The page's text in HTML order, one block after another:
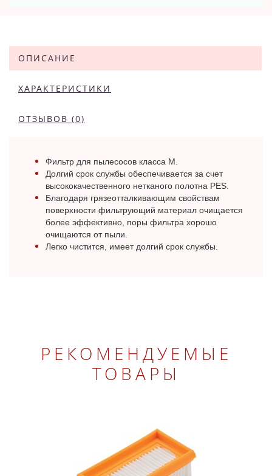
ОПИСАНИЕ
ХАРАКТЕРИСТИКИ
ОТЗЫВОВ (0)
Фильтр для пылесосов класса M.
Долгий срок службы обеспечивается за счет
высококачественного нетканого полотна PES.
Благодаря грязеотталкивающим свойствам
поверхности фильтрующий материал очищается
более эффективно, поры фильтра хорошо
очищаются от пыли.
Легко чистится, имеет долгий срок службы.
РЕКОМЕНДУЕМЫЕ
ТОВАРЫ